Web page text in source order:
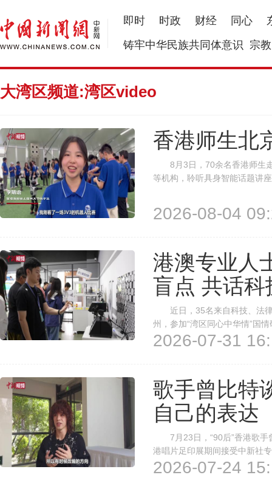
即时 时政 财经 同心
铸牢中华民族共同体意识 宗教
大湾区频道:湾区video
香港师生北
8月3日，70余名香港师生走
等机构，聆听具身智能话题
2026-08-04
港澳专业人
盲点 共话
近日，35名来自科技、法律
州，参加“湾区同心中华情”国
平台与服务基地，从绿色能源
2026-07-31
歌手曾比特
自己的表达
7月23日，“90后”香港歌手
港唱片足印展期间接受中新社
心。 “粤语歌陪伴我成长，如
2026-07-24